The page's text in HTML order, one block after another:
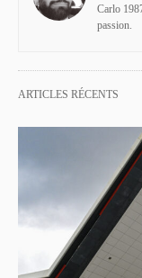
Carlo
passion.
ARTICLES RÉCENTS